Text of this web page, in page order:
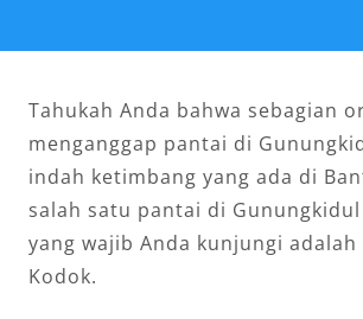
Tahukah Anda bahwa sebagian
menganggap pantai di
indah ketimbang yang ada di
salah satu pantai di
yang wajib Anda kunjungi adalah
Kodok.